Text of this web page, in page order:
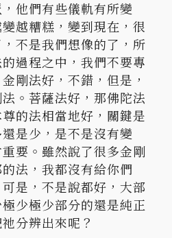
他們有些儀軌有所變
越糟糕，變到現在， 很
不是我們想像的了， 所
過程之中，我們不要專
金剛法好，不錯，但是，
。菩薩法好， 那佛陀法
的法相當地好， 關鍵是
是少，是不是沒有變
要。雖然說了很多金剛
法， 我都沒有給你們
是，不是說都好， 大部
少極少部分的還是純正
分辨出來呢？